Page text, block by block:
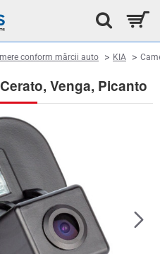
Venga, Picanto
conform mărcii auto KIA